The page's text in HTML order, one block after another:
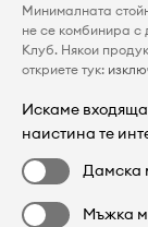
Минималната
не се комбинира с
Клуб. Някои
откриете тук:
Искаме
наистина те
Дамска
Мъжка